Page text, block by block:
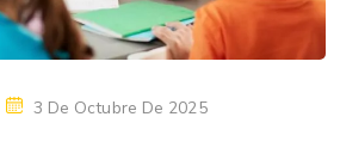
3 De Octubre De 2025